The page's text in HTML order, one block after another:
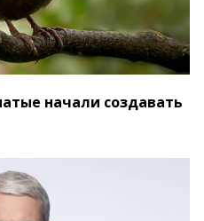
начали создавать